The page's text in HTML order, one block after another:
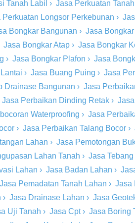
Tanah Labil › Jasa Perkuatan
Perkuatan Longsor Perkebunan ›
Bongkar Bangunan › Jasa
Jasa Bongkar Atap › Jasa Bongkar
› Jasa Bongkar Plafon › Jasa
› Jasa Buang Puing › Jasa
Drainase Bangunan › Jasa
Jasa Perbaikan Dinding Retak › Jasa
Waterproofing › Jasa
› Jasa Perbaikan Talang Bocor ›
Lahan › Jasa Pemotongan
Lahan Tanah › Jasa
Lahan › Jasa Badan Lahan ›
Jasa Pemadatan Tanah Lahan › Jasa
› Jasa Drainase Lahan › Jasa
Uji Tanah › Jasa Cpt› Jasa Boring